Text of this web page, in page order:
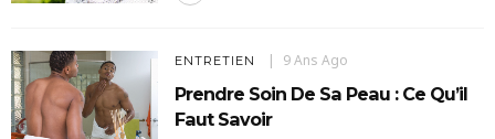
ENTRETIEN 9 Ans Ago
Prendre Soin De Sa Peau : Ce Qu’il
Faut Savoir